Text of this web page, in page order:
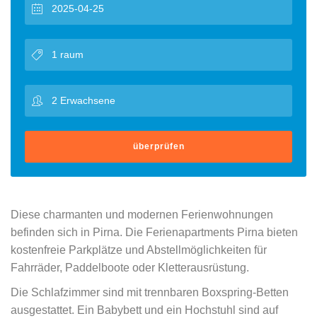
überprüfen
Diese charmanten und modernen Ferienwohnungen
befinden sich in Pirna. Die Ferienapartments Pirna bieten
kostenfreie Parkplätze und Abstellmöglichkeiten für
Fahrräder, Paddelboote oder Kletterausrüstung.
Die Schlafzimmer sind mit trennbaren Boxspring-Betten
ausgestattet. Ein Babybett und ein Hochstuhl sind auf